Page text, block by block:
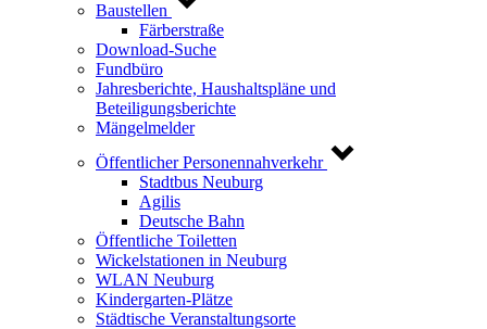
Baustellen
Färberstraße
Download-Suche
Fundbüro
Jahresberichte, Haushaltspläne und
Beteiligungsberichte
Mängelmelder
Öffentlicher Personennahverkehr
Stadtbus Neuburg
Agilis
Deutsche Bahn
Öffentliche Toiletten
Wickelstationen in Neuburg
WLAN Neuburg
Kindergarten-Plätze
Städtische Veranstaltungsorte